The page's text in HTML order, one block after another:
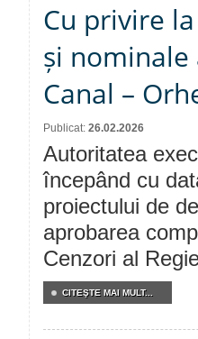
Cu privire
și nominale
Canal –
Publicat: 26.02.2026
Autoritatea
începând cu
proiectului de
aprobarea
Cenzori al
CITEŞTE MAI MULT...